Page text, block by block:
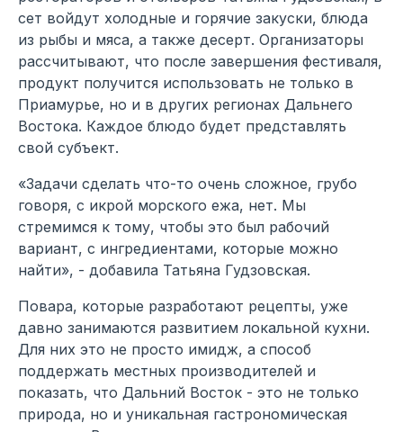
сет войдут холодные и горячие закуски, блюда
из рыбы и мяса, а также десерт. Организаторы
рассчитывают, что после завершения фестиваля,
продукт получится использовать не только в
Приамурье, но и в других регионах Дальнего
Востока. Каждое блюдо будет представлять
свой субъект.
«Задачи сделать что-то очень сложное, грубо
говоря, с икрой морского ежа, нет. Мы
стремимся к тому, чтобы это был рабочий
вариант, с ингредиентами, которые можно
найти», - добавила Татьяна Гудзовская.
Повара, которые разработают рецепты, уже
давно занимаются развитием локальной кухни.
Для них это не просто имидж, а способ
поддержать местных производителей и
показать, что Дальний Восток - это не только
природа, но и уникальная гастрономическая